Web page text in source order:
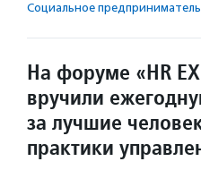
Социальное
На форуме «HR
вручили
за лучшие
практики